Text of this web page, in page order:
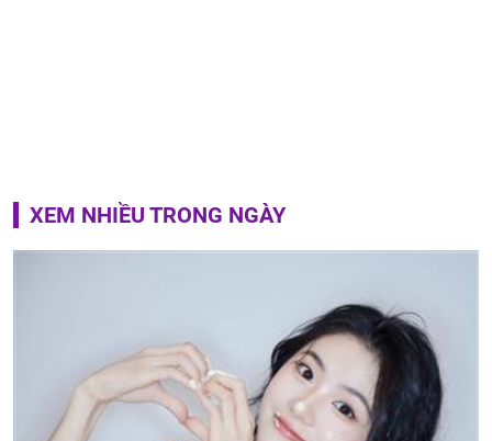
XEM NHIỀU TRONG NGÀY